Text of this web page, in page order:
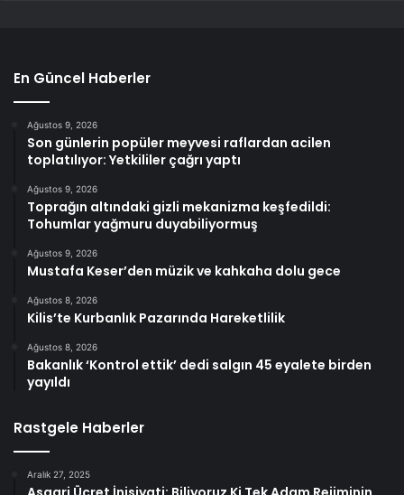
En Güncel Haberler
Ağustos 9, 2026
Son günlerin popüler meyvesi raflardan acilen
toplatılıyor: Yetkililer çağrı yaptı
Ağustos 9, 2026
Toprağın altındaki gizli mekanizma keşfedildi:
Tohumlar yağmuru duyabiliyormuş
Ağustos 9, 2026
Mustafa Keser’den müzik ve kahkaha dolu gece
Ağustos 8, 2026
Kilis’te Kurbanlık Pazarında Hareketlilik
Ağustos 8, 2026
Bakanlık ‘Kontrol ettik’ dedi salgın 45 eyalete birden
yayıldı
Rastgele Haberler
Aralık 27, 2025